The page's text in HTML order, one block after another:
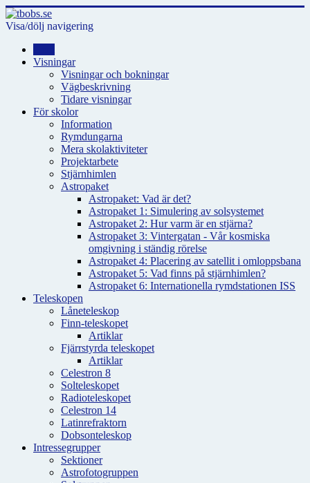
Visa/dölj navigering
Visningar
Visningar och bokningar
Vägbeskrivning
Tidare visningar
För skolor
Information
Rymdungarna
Mera skolaktiviteter
Projektarbete
Stjärnhimlen
Astropaket
Astropaket: Vad är det?
Astropaket 1: Simulering av solsystemet
Astropaket 2: Hur varm är en stjärna?
Astropaket 3: Vintergatan - Vår kosmiska
omgivning i ständig rörelse
Astropaket 4: Placering av satellit i omloppsbana
Astropaket 5: Vad finns på stjärnhimlen?
Astropaket 6: Internationella rymdstationen ISS
Teleskopen
Låneteleskop
Finn-teleskopet
Artiklar
Fjärrstyrda teleskopet
Artiklar
Celestron 8
Solteleskopet
Radioteleskopet
Celestron 14
Latinrefraktorn
Dobsonteleskop
Intressegrupper
Sektioner
Astrofotogruppen